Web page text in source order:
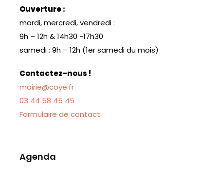
Ouverture :
mardi, mercredi, vendredi :
9h – 12h & 14h30 -17h30
samedi : 9h – 12h (1er samedi du mois)
Contactez-nous !
mairie@coye.fr
03 44 58 45 45
Formulaire de contact
Agenda